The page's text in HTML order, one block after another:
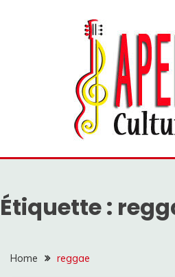
Étiquette :
Home reggae